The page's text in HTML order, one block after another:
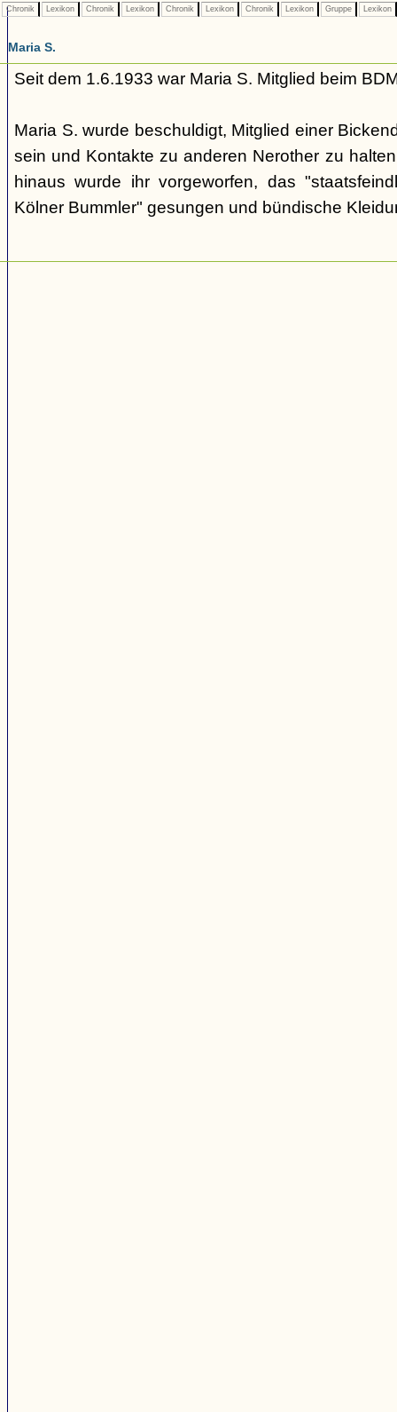
Chronik Lexikon Chronik Lexikon Chronik Lexikon Chronik Lexikon Gruppe Lexikon
Maria S.
Seit dem 1.6.1933 war Maria S. Mitglied beim
Maria S. wurde beschuldigt, Mitglied einer
sein und Kontakte zu anderen Nerother zu
hinaus wurde ihr vorgeworfen, das
Kölner Bummler" gesungen und bündische